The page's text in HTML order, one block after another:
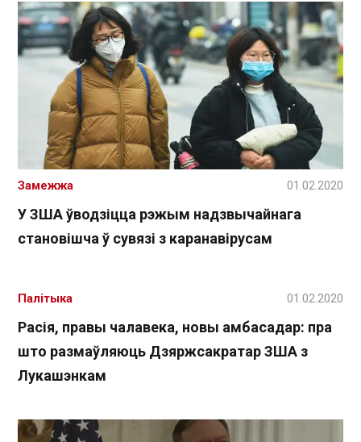
У ЗША ўводзіцца рэжым надзвычайнага
становішча ў сувязі з каранавірусам
Замежжа 01.02.2020
Расія, правы чалавека, новы амбасадар: пра
што размаўляюць Дзяржсакратар ЗША з
Лукашэнкам
Палітыка 01.02.2020